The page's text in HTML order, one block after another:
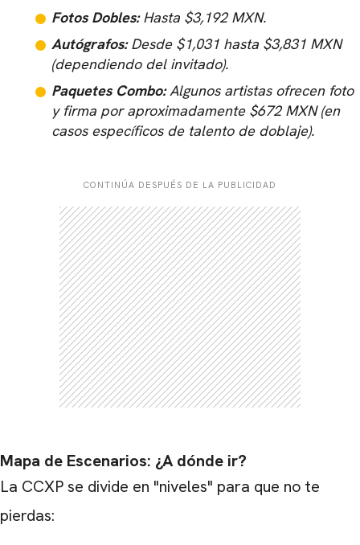
Fotos Dobles:Hasta $3,192 MXN.
Autógrafos:Desde $1,031 hasta $3,831 MXN
(dependiendo del invitado).
Paquetes Combo:Algunos artistas ofrecen foto
y firma por aproximadamente $672 MXN (en
casos específicos de talento de doblaje).
CONTINÚA DESPUÉS DE LA PUBLICIDAD
Mapa de Escenarios: ¿A dónde ir?
La CCXP se divide en "niveles" para que no te
pierdas: